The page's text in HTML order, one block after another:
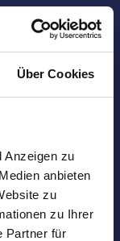
Über Cookies
Anzeigen zu
anbieten
zu
zu Ihrer
Partner für